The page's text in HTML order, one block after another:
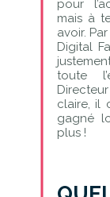
pour
mais à
avoir.
Digital
toute
claire, il
gagné
plus !